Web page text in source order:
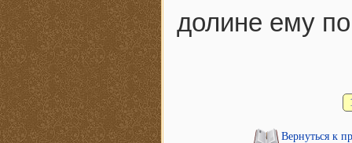
долине ему
Вернуться к